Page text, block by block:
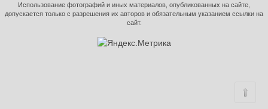
Использование фотографий и иных материалов, опубликованных на сайте,
допускается только с разрешения их авторов и обязательным указанием ссылки на
сайт.